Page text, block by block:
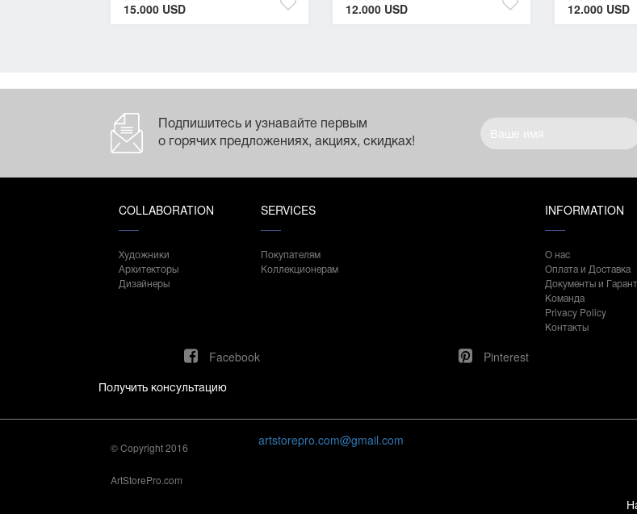
15.000 USD 12.000 USD 12.000 USD
Подпишитесь и узнавайте первым
о горячих предложениях, акциях, скидках!
COLLABORATION
Художники
Архитекторы
Дизайнеры
SERVICES
Покупателям
Коллекционерам
INFORMATION
О нас
Оплата и Доставка
Документы и
Команда
Privacy Policy
Контакты
Facebook Pinterest
Получить консультацию
© Copyright 2016
ArtStorePro.com
artstorepro.com@gmail.com